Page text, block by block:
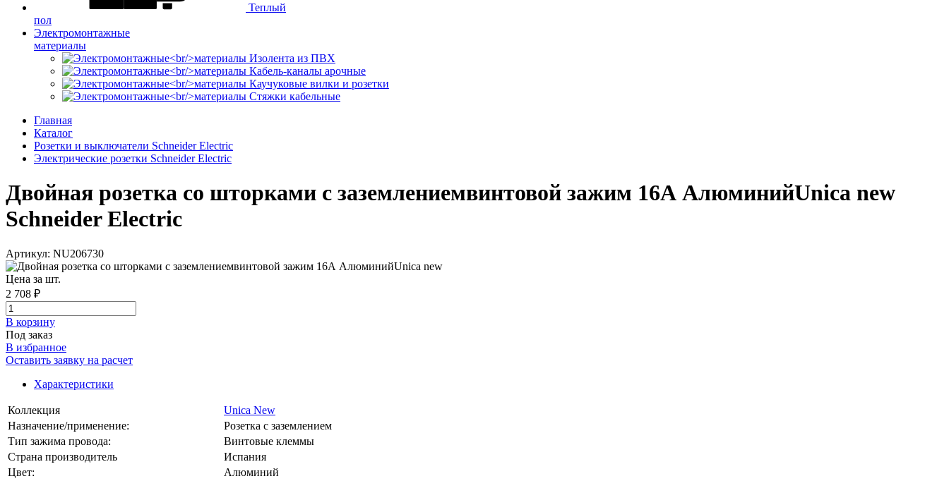
Теплый
пол
Электромонтажные
материалы
Изолента из ПВХ
Кабель-каналы арочные
Каучуковые вилки и розетки
Стяжки кабельные
Главная
Каталог
Розетки и выключатели Schneider Electric
Электрические розетки Schneider Electric
Двойная розетка со шторками с заземлениемвинтовой зажим 16А АлюминийUnica new
Schneider Electric
Артикул: NU206730
Цена за шт.
2 708 ₽
В корзинy
Под заказ
В избранное
Оставить заявку на расчет
Характеристики
Коллекция
Unica New
Назначение/применение:
Розетка с заземлением
Тип зажима провода:
Винтовые клеммы
Страна производитель
Испания
Цвет:
Алюминий